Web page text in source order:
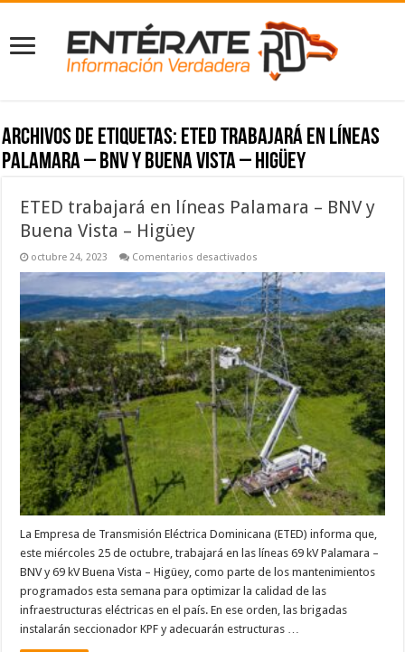
Archivos de etiquetas: ETED trabajará en líneas
Palamara – BNV y Buena Vista – Higüey
ETED trabajará en líneas Palamara – BNV y
Buena Vista – Higüey
octubre 24, 2023 Comentarios desactivados
trabajará
en
líneas
Palamara
–
BNV
y
Buena
Vista
–
Higüey
La Empresa de Transmisión Eléctrica Dominicana (ETED) informa que,
este miércoles 25 de octubre, trabajará en las líneas 69 kV Palamara –
BNV y 69 kV Buena Vista – Higüey, como parte de los mantenimientos
programados esta semana para optimizar la calidad de las
infraestructuras eléctricas en el país. En ese orden, las brigadas
instalarán seccionador KPF y adecuarán estructuras …